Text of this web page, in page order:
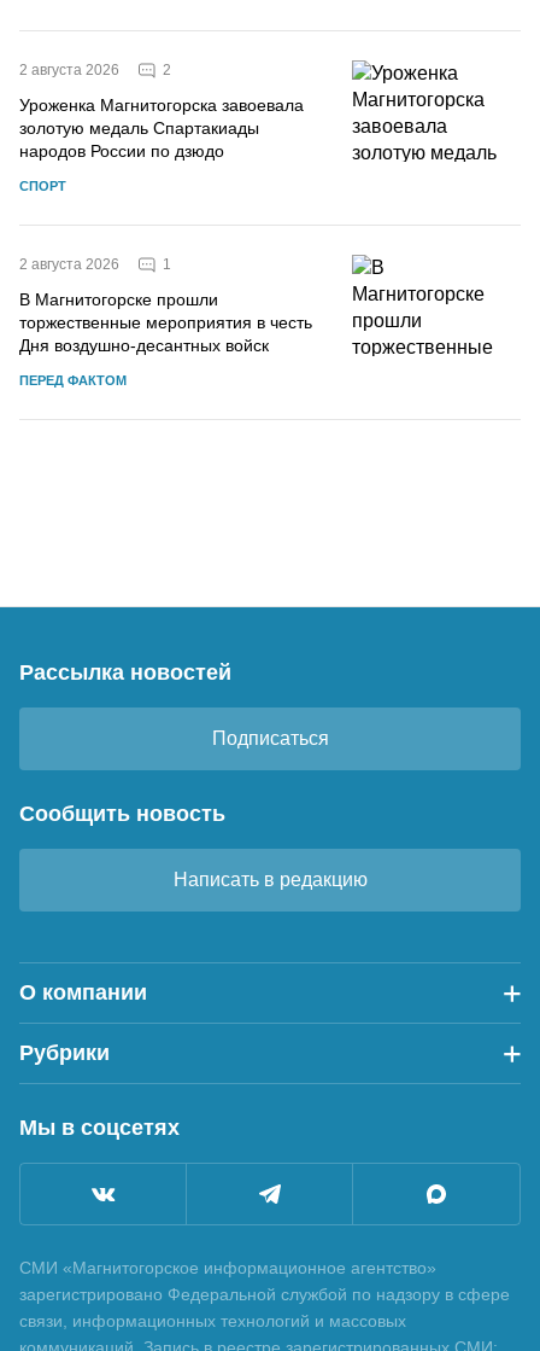
2 августа 2026 2
Уроженка Магнитогорска завоевала
золотую медаль Спартакиады
народов России по дзюдо
СПОРТ
2 августа 2026 1
В Магнитогорске прошли
торжественные мероприятия в честь
Дня воздушно-десантных войск
ПЕРЕД ФАКТОМ
Рассылка новостей
Подписаться
Сообщить новость
Написать в редакцию
О компании
Рубрики
Мы в соцсетях
СМИ «Магнитогорское информационное агентство»
зарегистрировано Федеральной службой по надзору в сфере
связи, информационных технологий и массовых